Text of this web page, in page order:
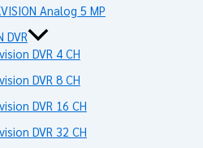
Analog 5 MP
DVR
DVR 4 CH
DVR 8 CH
DVR 16 CH
DVR 32 CH